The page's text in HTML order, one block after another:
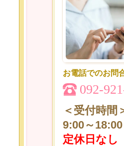
お電話でのお問
092-
＜受付時間
9:00～18:00
定休日なし